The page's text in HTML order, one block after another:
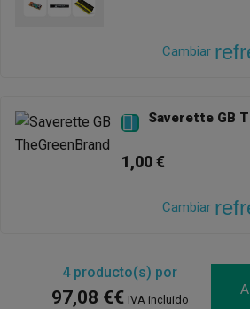
Cambiar
 Saverette GB
1,00 €
Cambiar
4producto(s) por
97,08 €€ IVA incluido